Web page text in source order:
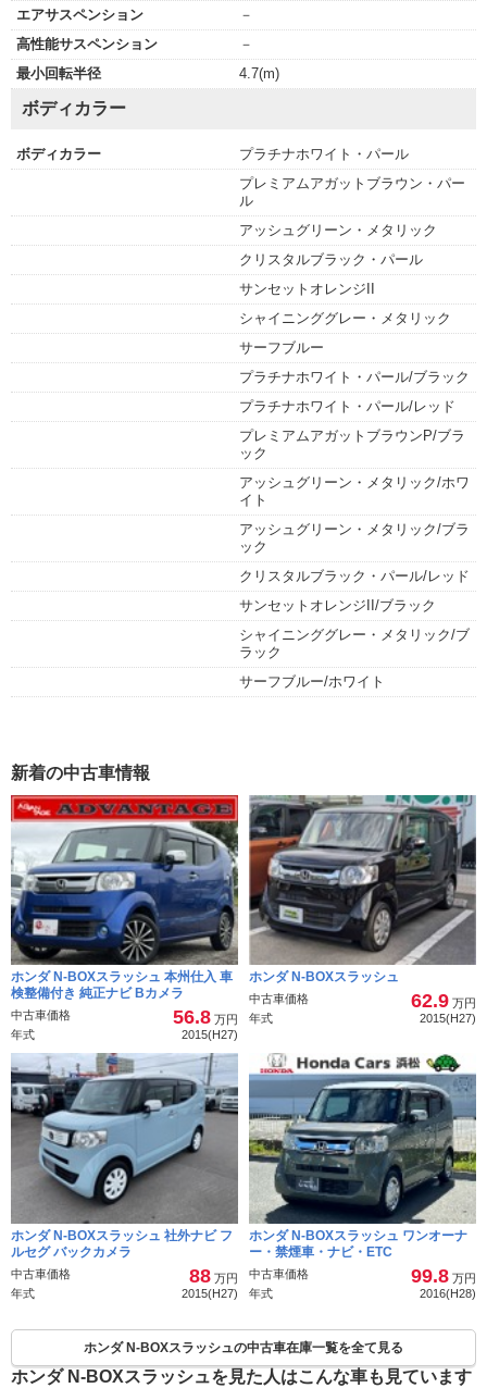
エアサスペンション
－
高性能サスペンション
－
最小回転半径
4.7(m)
ボディカラー
ボディカラー
プラチナホワイト・パール
プレミアムアガットブラウン・パー
ル
アッシュグリーン・メタリック
クリスタルブラック・パール
サンセットオレンジII
シャイニンググレー・メタリック
サーフブルー
プラチナホワイト・パール/ブラック
プラチナホワイト・パール/レッド
プレミアムアガットブラウンP/ブラ
ック
アッシュグリーン・メタリック/ホワ
イト
アッシュグリーン・メタリック/ブラ
ック
クリスタルブラック・パール/レッド
サンセットオレンジII/ブラック
シャイニンググレー・メタリック/ブ
ラック
サーフブルー/ホワイト
新着の中古車情報
ホンダ N-BOXスラッシュ 本州仕入 車
検整備付き 純正ナビ Bカメラ
中古車価格 56.8 万円
年式
2015(H27)
ホンダ N-BOXスラッシュ
中古車価格 62.9 万円
年式
2015(H27)
ホンダ N-BOXスラッシュ 社外ナビ フ
ルセグ バックカメラ
中古車価格 88 万円
年式
2015(H27)
ホンダ N-BOXスラッシュ ワンオーナ
ー・禁煙車・ナビ・ETC
中古車価格 99.8 万円
年式
2016(H28)
ホンダ N-BOXスラッシュの中古車在庫一覧を全て見る
ホンダ N-BOXスラッシュを見た人はこんな車も見ています